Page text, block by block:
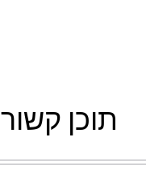
תוכן קשור